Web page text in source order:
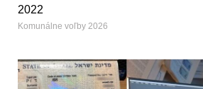
2022
Komunálne voľby 2026